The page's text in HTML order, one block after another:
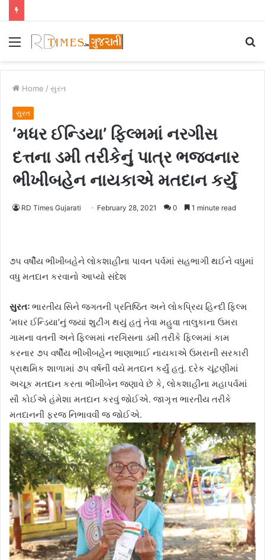
Menu
Home / સુરત
સુરત
‘મધર ઈન્ડિયા’ ફિલ્મમાં નરગીસ
દત્તના ડમી તરીકેનું પાત્ર ભજવનાર
ભીખીબહેન નાયકાએ મતદાન કર્યું
RD Times Gujarati February 28, 2021 0 1 minute read
૭૫ વર્ષીય ભીખીબહેને લોકશાહીના પાવન પર્વમાં સહભાગી થઈને વધુમાં
વધુ મતદાન કરવાનો આપ્યો સંદેશ
સુરતઃ ભારતીય સિને જગતની પ્રતિષ્ઠિત અને લોકપ્રિય હિન્દી ફિલ્મ
‘મધર ઈન્ડિયા’નું જયાં શુટીંગ થયું હતું તેવા મહુવા તાલુકાના ઉમરા
ગામના વતની અને ફિલ્મમાં નરગિસના ડમી તરીકે ફિલ્મમાં કામ
કરનાર ૭૫ વર્ષીય ભીખીબહેન ભાણાભાઈ નાયકાએ ઉમરાની સરકારી
પ્રાથમિક શાળામાં ૭૫ વર્ષની વયે મતદાન કર્યું હતું. દરેક ચૂંટણીમાં
અચૂક મતદાન કરતા ભીખીબેન જણાવે છે કે, લોકશાહીના મહાપર્વમાં
સૌ કોઈએ હંમેશા મતદાન કરવું જોઈએ. જાગૃત્ત ભારતીય તરીકે
મતદાનની ફરજ નિભાવવી જ જોઈએ.